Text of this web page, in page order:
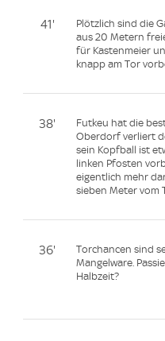
41'
Plötzlich sind die
aus 20 Metern
für Kastenmeier
knapp am Tor
38'
Futkeu hat die
Oberdorf verliert
sein Kopfball ist
linken Pfosten
eigentlich mehr
sieben Meter vom
36'
Torchancen sind
Mangelware.
Halbzeit?